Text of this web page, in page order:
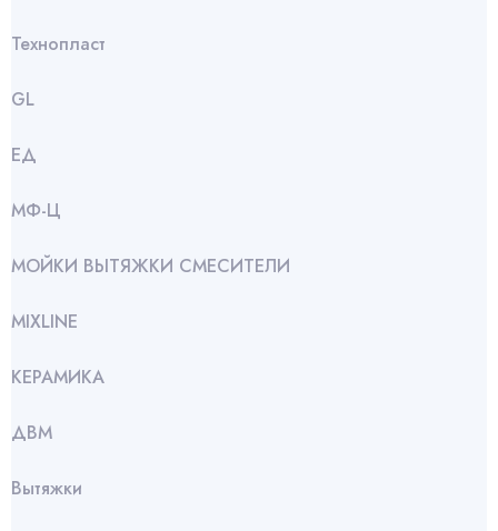
Технопласт
GL
ЕД
МФ-Ц
МОЙКИ ВЫТЯЖКИ СМЕСИТЕЛИ
МIXLINE
КЕРАМИКА
ДВМ
Вытяжки